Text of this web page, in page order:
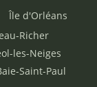
Île d'Orléans
Richer
les-Neiges
Saint-Paul